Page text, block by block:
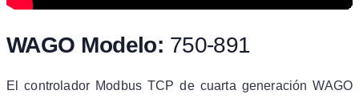
WAGO Modelo: 750-891
El controlador Modbus TCP de cuarta generación WAGO